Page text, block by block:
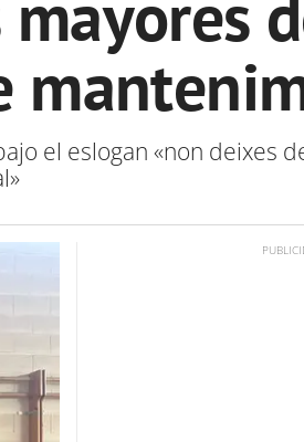
el eslogan «non deixes